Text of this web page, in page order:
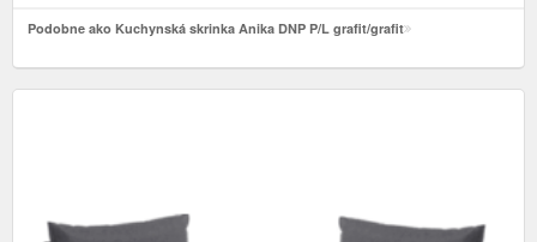
Podobne ako Kuchynská skrinka Anika DNP P/L grafit/grafit